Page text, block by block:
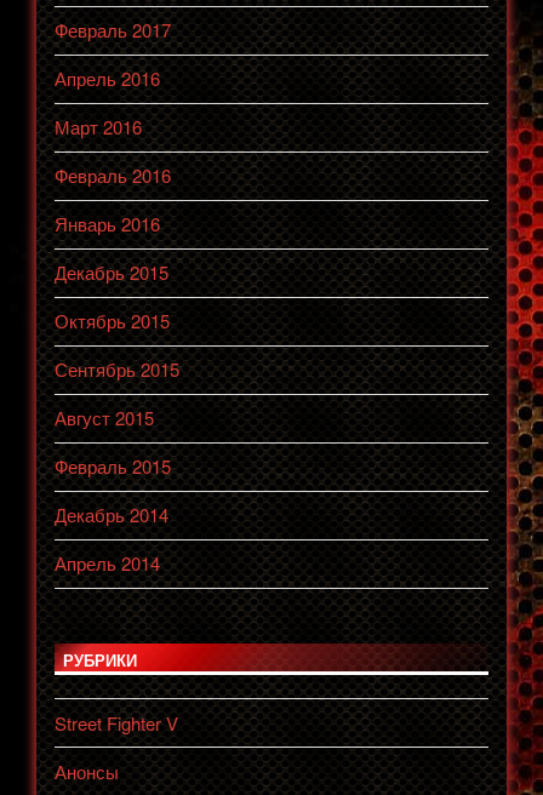
Февраль 2017
Апрель 2016
Март 2016
Февраль 2016
Январь 2016
Декабрь 2015
Октябрь 2015
Сентябрь 2015
Август 2015
Февраль 2015
Декабрь 2014
Апрель 2014
РУБРИКИ
Street Fighter V
Анонсы